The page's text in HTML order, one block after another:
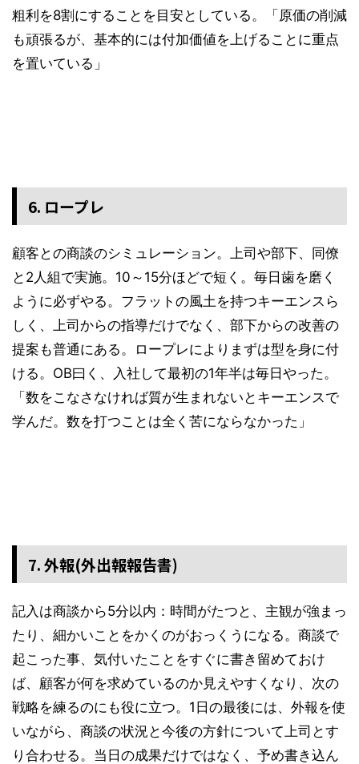
粗利を8割にすることを目安としている。「原価の削減
も頑張るが、基本的には付加価値を上げることに重点
を置いている」
6. ロープレ
顧客との商談のシミュレーション。上司や部下、同僚
と2人組で実施。10～15分ほどで短く。毎日歯を磨く
ように必ずやる。フラットの風土を持つキーエンスら
しく、上司からの指導だけでなく、部下からの改善の
提案も普通にある。ロープレによりまずは型を身に付
ける。OB曰く、入社して最初の1年半は毎日やった。
「数をこなさなければ質が生まれないとキーエンスで
学んだ。数を打つことは全く苦にならなかった」
7. 外報(外出報報告書)
記入は商談から5分以内：時間がたつと、主観が強まっ
たり、細かいことをかくのがおっくうになる。商談で
起こった事、気付いたことをすぐに書き留めておけ
ば、顧客が何を求めているのか見えやすくなり、次の
戦略を練るのにも役に立つ。1日の最後には、外報を使
いながら、商談の状況と今後の方針について上司とす
り合わせる。当日の成果だけではなく、予め書き込ん